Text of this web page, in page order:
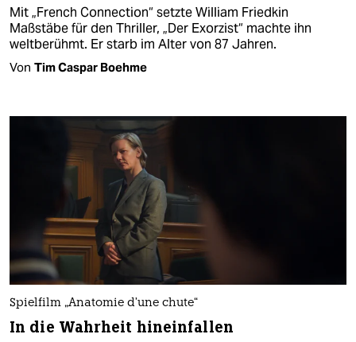
Mit „French Connection“ setzte William Friedkin
Maßstäbe für den Thriller, „Der Exorzist“ machte ihn
weltberühmt. Er starb im Alter von 87 Jahren.
Von Tim Caspar Boehme
Spielfilm „Anatomie d’une chute“
In die Wahrheit hineinfallen